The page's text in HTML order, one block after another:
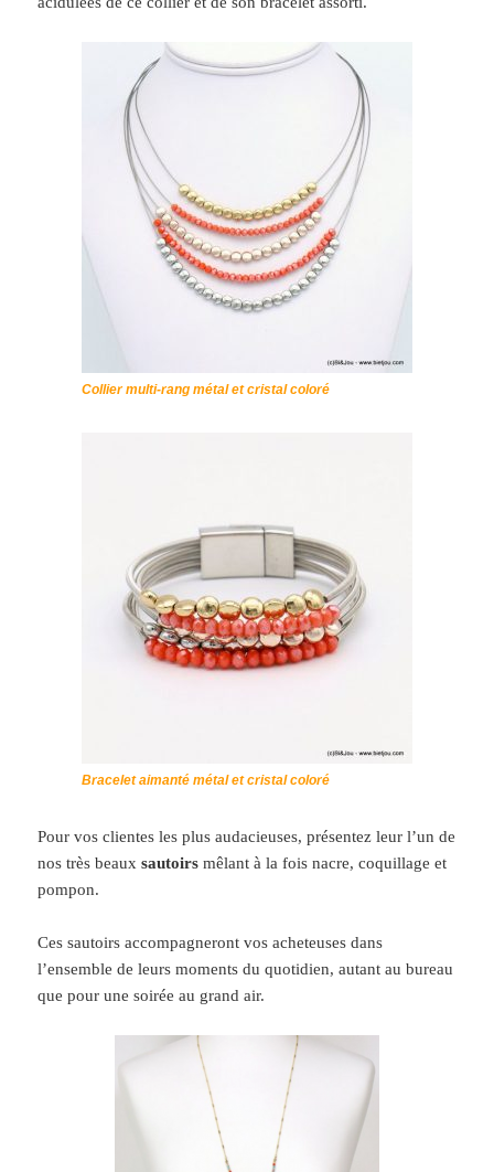
Collier multi-rang métal et cristal coloré
Bracelet aimanté métal et cristal coloré
Pour vos clientes les plus audacieuses, présentez leur l’un de
nos très beauxsautoirs mêlant à la fois nacre, coquillage et
pompon.
Ces sautoirs accompagneront vos acheteuses dans
l’ensemble de leurs moments du quotidien, autant au bureau
que pour une soirée au grand air.